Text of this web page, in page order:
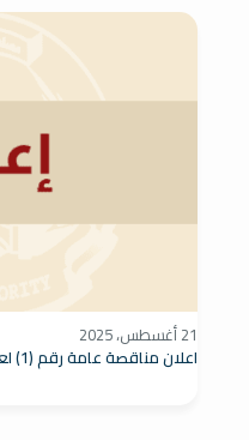
21 أغسطس، 2025
اعلان مناقصة عامة رقم (1) لعام 2025م من مصلحة الضرائب